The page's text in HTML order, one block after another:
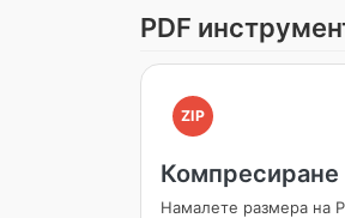
PDF
ZIP
Компресиране
Намалете размера на